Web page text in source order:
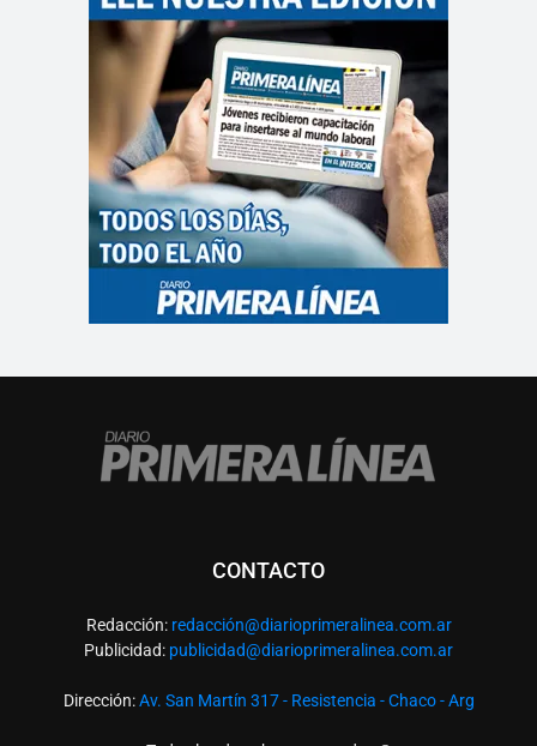
CONTACTO
Redacción: redacción@diarioprimeralinea.com.ar
Publicidad: publicidad@diarioprimeralinea.com.ar
Dirección:Av. San Martín 317 - Resistencia - Chaco - Arg